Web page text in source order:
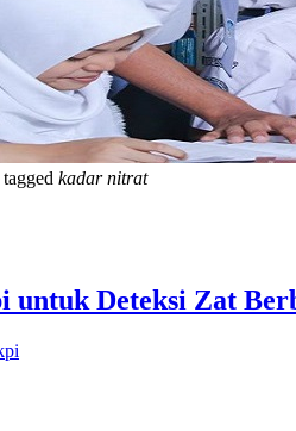
kadar nitrat
untuk Deteksi Zat